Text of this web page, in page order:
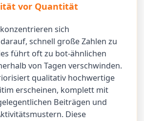
vor Quantität
sich
schnell große Zahlen zu
führt oft zu bot-ähnlichen
von Tagen verschwinden.
qualitativ hochwertige
erscheinen, komplett mit
Beiträgen und
Diese